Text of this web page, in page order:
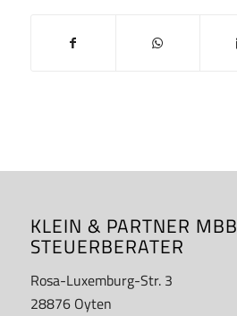
KLEIN & PARTNER MBB
STEUERBERATER
Rosa-Luxemburg-Str. 3
28876 Oyten